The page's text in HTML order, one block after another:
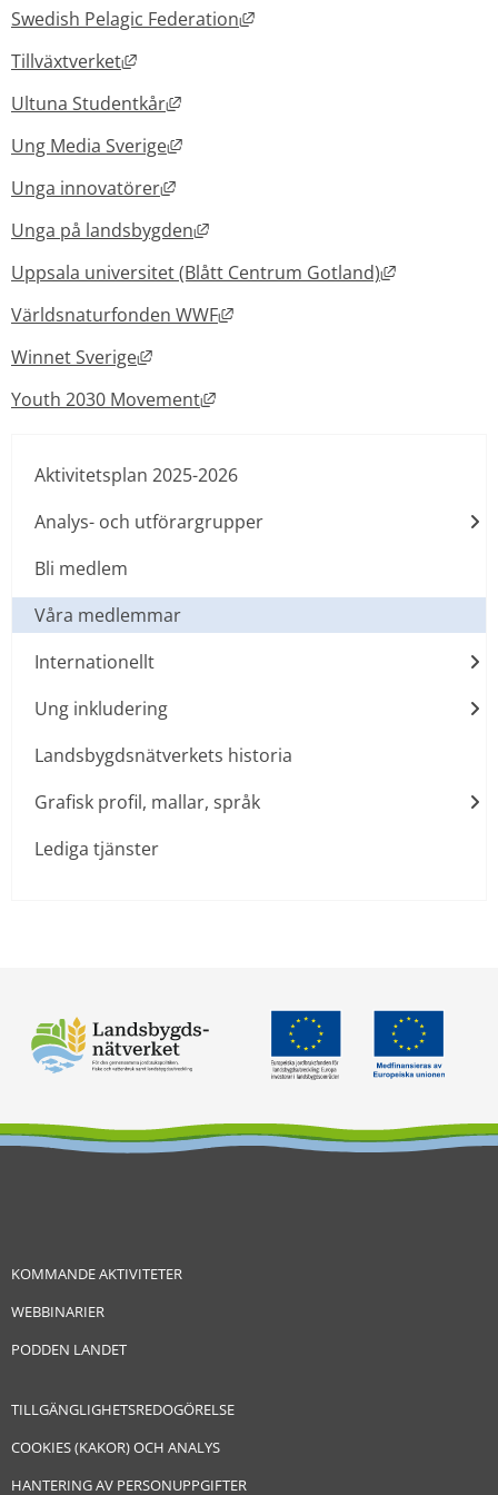
Swedish Pelagic Federation
Länk till annan webbplats,
Tillväxtverket Länk till annan webbplats, öppnas i nytt
Ultuna Studentkår Länk till annan webbplats, öppnas i
Ung Media Sverige Länk till annan webbplats, öppnas i
Unga innovatörer Länk till annan webbplats, öppnas i
Unga på landsbygden
Länk till annan webbplats,
Uppsala universitet (Blått Centrum Gotland)
Länk till
Världsnaturfonden WWF Länk till annan webbplats,
Winnet Sverige Länk till annan webbplats, öppnas i nytt
Youth 2030 Movement Länk till annan webbplats,
Aktivitetsplan 2025-2026
Analys- och utförargrupper
Bli medlem
Våra medlemmar
Internationellt
Ung inkludering
Landsbygdsnätverkets historia
Grafisk profil, mallar, språk
Lediga tjänster
KOMMANDE AKTIVITETER
WEBBINARIER
PODDEN LANDET
TILLGÄNGLIGHETSREDOGÖRELSE
COOKIES (KAKOR) OCH ANALYS
HANTERING AV PERSONUPPGIFTER